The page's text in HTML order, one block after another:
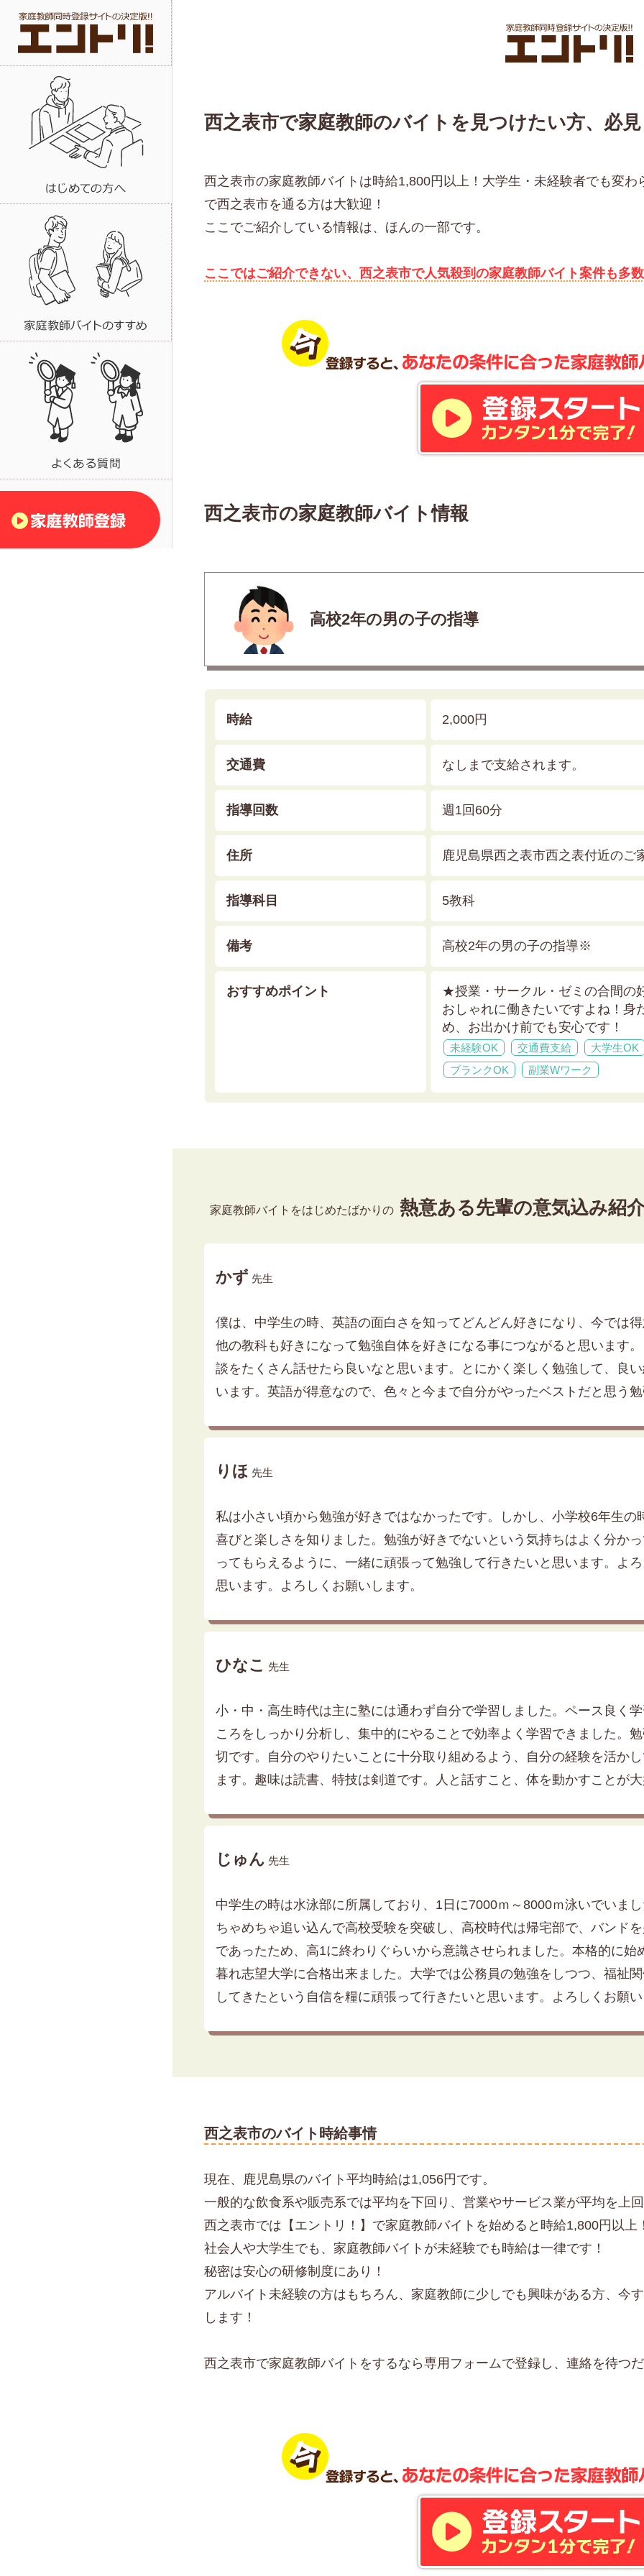
西之表市で家庭教師のバイトを見つけたい方、必
西之表市の家庭教師バイトは時給1,800円以上！大学生・未経験者でも変
で西之表市を通る方は大歓迎！
ここでご紹介している情報は、ほんの一部です。
ここではご紹介できない、西之表市で人気殺到の家庭教師バイト案件も多
西之表市の家庭教師バイト情報
高校2年の男の子の指導
時給 2,000円
交通費 なしまで支給されます。
指導回数 週1回60分
住所 鹿児島県西之表市西之表付近のご
指導科目 5教科
備考 高校2年の男の子の指導※
おすすめポイント
★授業・サークル・ゼミの合間の
おしゃれに働きたいですよね！身
め、お出かけ前でも安心です！
未経験OK 交通費支給
大学生OK
ブランクOK
副業Wワーク
家庭教師バイトをはじめたばかりの 熱意ある先輩の意気込み紹
かず 先生
僕は、中学生の時、英語の面白さを知ってどんどん好きになり、今では
他の教科も好きになって勉強自体を好きになる事につながると思います
談をたくさん話せたら良いなと思います。とにかく楽しく勉強して、良
います。英語が得意なので、色々と今まで自分がやったベストだと思う
りほ 先生
私は小さい頃から勉強が好きではなかったです。しかし、小学校6年生
喜びと楽しさを知りました。勉強が好きでないという気持ちはよく分か
ってもらえるように、一緒に頑張って勉強して行きたいと思います。よ
思います。よろしくお願いします。
ひなこ 先生
小・中・高生時代は主に塾には通わず自分で学習しました。ペース良く
ころをしっかり分析し、集中的にやることで効率よく学習できました。
切です。自分のやりたいことに十分取り組めるよう、自分の経験を活か
ます。趣味は読書、特技は剣道です。人と話すこと、体を動かすことが
じゅん 先生
中学生の時は水泳部に所属しており、1日に7000ｍ～8000ｍ泳いでいま
ちゃめちゃ追い込んで高校受験を突破し、高校時代は帰宅部で、バンド
であったため、高1に終わりぐらいから意識させられました。本格的に
暮れ志望大学に合格出来ました。大学では公務員の勉強をしつつ、福祉
してきたという自信を糧に頑張って行きたいと思います。よろしくお願
西之表市のバイト時給事情
現在、鹿児島県のバイト平均時給は1,056円です。
一般的な飲食系や販売系では平均を下回り、営業やサービス業が平均を上
西之表市では【エントリ！】で家庭教師バイトを始めると時給1,800円以上
社会人や大学生でも、家庭教師バイトが未経験でも時給は一律です！
秘密は安心の研修制度にあり！
アルバイト未経験の方はもちろん、家庭教師に少しでも興味がある方、今
します！
西之表市で家庭教師バイトをするなら専用フォームで登録し、連絡を待つ